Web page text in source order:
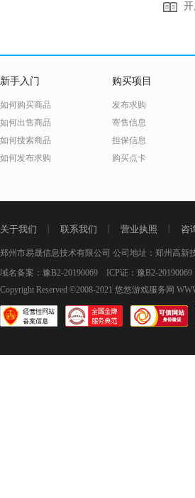
新手入门
如何购买商品
如何出售商品
如何搜索商品
如何发布求购
购买项目
发布求购
寄售信息
担保信息
购买点卡
关于我们 联系我们 营业执照 咨
郑州市易晟信息技术有限公司 公司地址：郑州高新
域名备案： 豫B2-20190069 ICP证： 豫B2-20190069
Copyright Reserved ©2008-2021 悠悠游戏服务网